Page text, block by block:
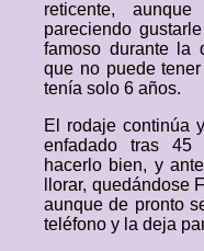
reticente,
pareciendo
famoso durante la
que no puede
tenía solo 6 años.
El rodaje continúa
enfadado tras
hacerlo bien, y
llorar, quedándose
aunque de pronto
teléfono y la deja